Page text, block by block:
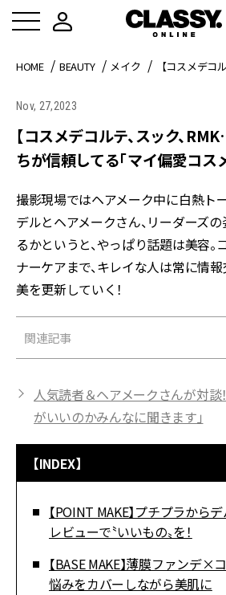
HOME BEAUTY メイク 【コスメデ
Nov, 27,2023
【コスメデコルテ、スック、
ちが信頼してる「マイ偏愛コス
撮影現場ではヘアメーク中に白熱ト
デルとヘアメークさん、リーダーズ
るかというと、やっぱり話題は美容。
ナーケアまで、キレイな人は常に情
美を更新していく！
関連記事
人気読者＆ヘアメークさんが対談
がいいのかみんなに聞きます」
【INDEX】
【POINT MAKE】プチプラから
レビューで〝いいもの〟を！
【BASE MAKE】薄膜ファンデ×
悩みをカバーしながら美肌に